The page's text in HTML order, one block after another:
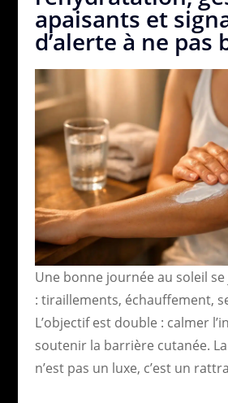
apaisants et
d’alerte à ne pas
Une bonne journée au soleil
: tiraillements, échauffement,
L’objectif est double : calmer
soutenir la barrière cutanée. La
n’est pas un luxe, c’est un